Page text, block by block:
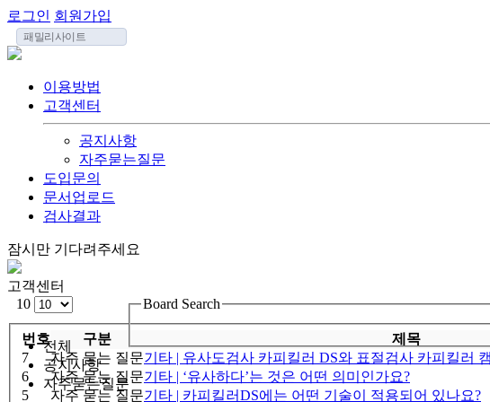
로그인 회원가입
패밀리사이트
이용방법
고객센터
공지사항
자주묻는질문
도입문의
문서업로드
검사결과
잠시만 기다려주세요
고객센터
10
전체
공지사항
자주묻는질문
Board Search
번호 구분 제목
7
자주 묻는 질문기타 | 유사도검사 카피킬러 DS와 표절검사 카피킬러
6
자주 묻는 질문기타 | ‘유사하다’는 것은 어떤 의미인가요?
5
자주 묻는 질문기타 | 카피킬러DS에는 어떤 기술이 적용되어 있나요?